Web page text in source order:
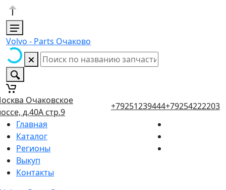
Volvo - Parts Очаково
Очаковское
д.40А стр.9
+79251239444+79254222203
Главная
Каталог
Регионы
Выкуп
Контакты